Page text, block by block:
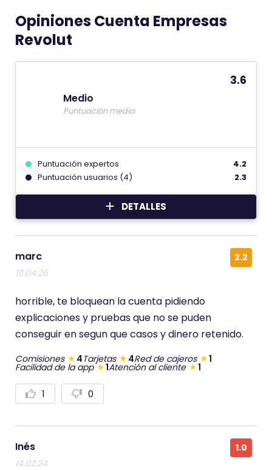
Opiniones Cuenta Empresas
Revolut
Medio
Puntuación media
3.6
Puntuación expertos
4.2
Puntuación usuarios (4)
2.3
DETALLES
marc
10.04.26
2.2
horrible, te bloquean la cuenta pidiendo
explicaciones y pruebas que no se puden
conseguir en segun que casos y dinero retenido.
Comisiones 4Tarjetas 4Red de cajeros 1
Facilidad de la app 1Atención al cliente 1
V
o
a
p
o
s
1 V
o
a
0
Inés
14.02.24
1.0